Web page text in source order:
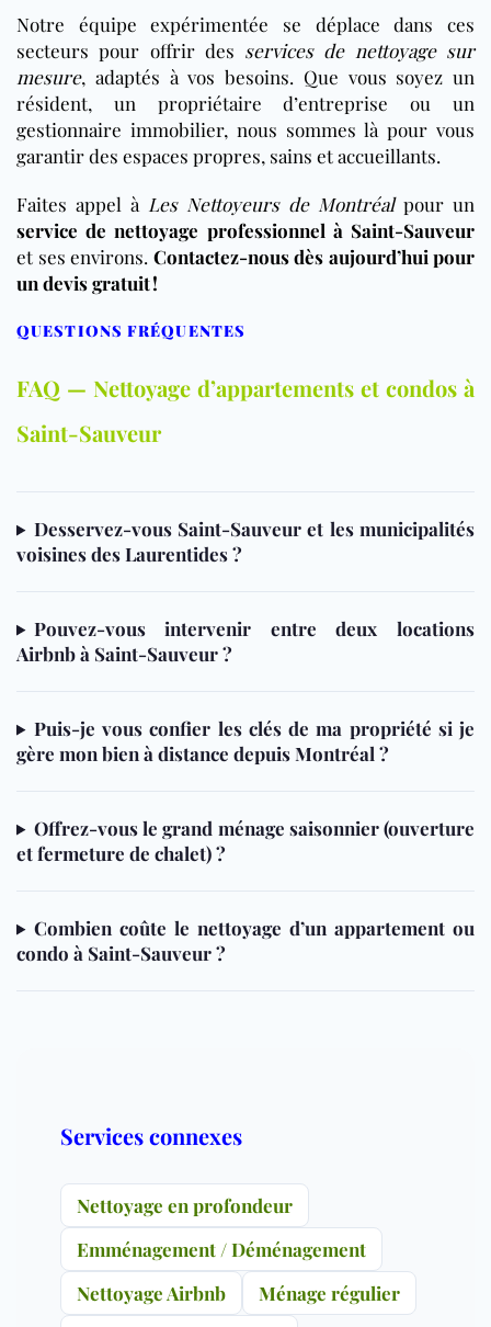
Notre équipe expérimentée se déplace dans ces
secteurs pour offrir des services de nettoyage sur
mesure, adaptés à vos besoins. Que vous soyez un
résident, un propriétaire d’entreprise ou un
gestionnaire immobilier, nous sommes là pour vous
garantir des espaces propres, sains et accueillants.
Faites appel à Les Nettoyeurs de Montréalpour un
service de nettoyage professionnel à Saint-Sauveur
et ses environs. Contactez-nous dès aujourd’hui pour
un devis gratuit !
QUESTIONS FRÉQUENTES
FAQ — Nettoyage d’appartements et condos à
Saint-Sauveur
Desservez-vous Saint-Sauveur et les municipalités
voisines des Laurentides ?
Pouvez-vous intervenir entre deux locations
Airbnb à Saint-Sauveur ?
Puis-je vous confier les clés de ma propriété si je
gère mon bien à distance depuis Montréal ?
Offrez-vous le grand ménage saisonnier (ouverture
et fermeture de chalet) ?
Combien coûte le nettoyage d’un appartement ou
condo à Saint-Sauveur ?
Services connexes
Nettoyage en profondeur
Emménagement / Déménagement
Nettoyage Airbnb
Ménage régulier